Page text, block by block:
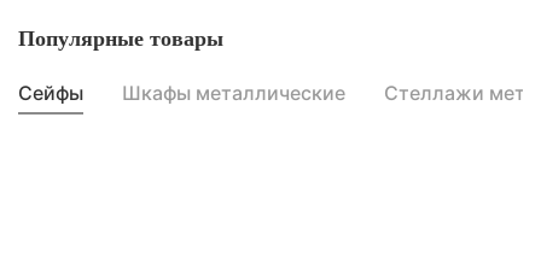
Популярные товары
Сейфы Шкафы металлические Стеллажи